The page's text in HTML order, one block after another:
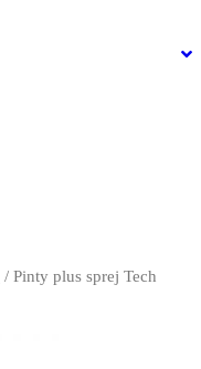
/ Pinty plus sprej Tech